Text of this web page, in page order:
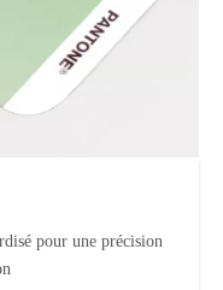
pour une précision